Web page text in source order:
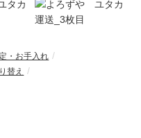
・お手入れ
替え